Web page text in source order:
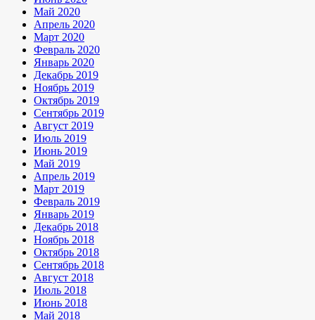
Май 2020
Апрель 2020
Март 2020
Февраль 2020
Январь 2020
Декабрь 2019
Ноябрь 2019
Октябрь 2019
Сентябрь 2019
Август 2019
Июль 2019
Июнь 2019
Май 2019
Апрель 2019
Март 2019
Февраль 2019
Январь 2019
Декабрь 2018
Ноябрь 2018
Октябрь 2018
Сентябрь 2018
Август 2018
Июль 2018
Июнь 2018
Май 2018